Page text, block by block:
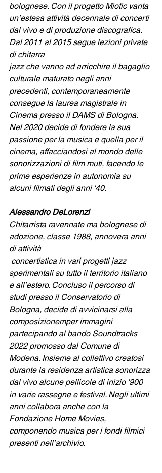
bolognese. Con il progetto Miotic vanta
un’estesa attività decennale di concerti
dal vivo e di produzione discografica.
Dal 2011 al 2015 segue lezioni private
di chitarra
jazz che vanno ad arricchire il bagaglio
culturale maturato negli anni
precedenti, contemporaneamente
consegue la laurea magistrale in
Cinema presso il DAMS di Bologna.
Nel 2020 decide di fondere la sua
passione per la musica e quella per il
cinema, affacciandosi al mondo delle
sonorizzazioni di film muti, facendo le
prime esperienze in autonomia su
alcuni filmati degli anni '40.
Alessandro DeLorenzi
Chitarrista ravennate ma bolognese di
adozione, classe 1988, annovera anni
di attività
sperimentali su tutto il territorio italiano
e all’estero. Concluso il percorso di
studi presso il Conservatorio di
Bologna, decide di avvicinarsi alla
composizionemper immagini
partecipando al bando Soundtracks
2022 promosso dal Comune di
Modena. Insieme al collettivo creatosi
durante la residenza artistica sonorizza
dal vivo alcune pellicole di inizio ‘900
in varie rassegne e festival. Negli ultimi
anni collabora anche con la
Fondazione Home Movies,
componendo musica per i fondi filmici
presenti nell’archivio.